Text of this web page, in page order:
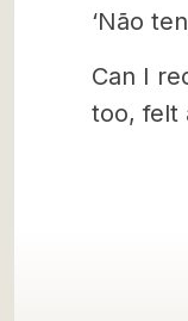
‘Não
Can I
too, felt